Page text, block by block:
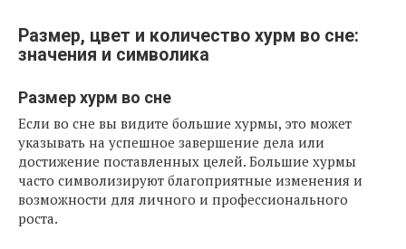
Размер, цвет и количество хурм во сне:
значения и символика
Размер хурм во сне
Если во сне вы видите большие хурмы, это может
указывать на успешное завершение дела или
достижение поставленных целей. Большие хурмы
часто символизируют благоприятные изменения и
возможности для личного и профессионального
роста.